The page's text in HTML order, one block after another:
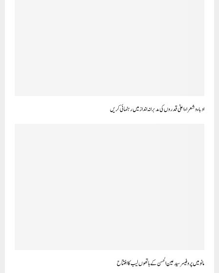
ادباء و شعراء اعلیٰ قدروں کی مدبرانہ انداز میں رہنمائی کریں
مانو میں پروفیسر سید عین الحسن کے ہاتھوں لیب کا افتتاح